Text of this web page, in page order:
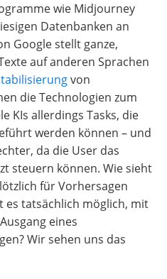
wie Midjourney
Datenbanken an
Google stellt ganze,
auf anderen Sprachen
von
die Technologien zum
KIs allerdings Tasks, die
werden können – und
da die User das
steuern können. Wie sieht
für Vorhersagen
es tatsächlich möglich, mit
eines
Wir sehen uns das